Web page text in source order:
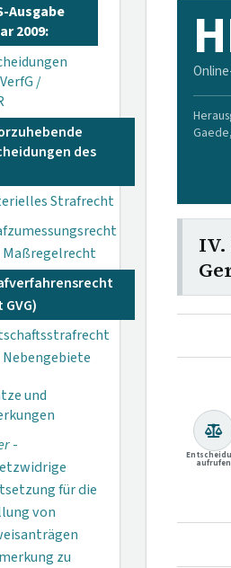
Ausgabe
2009:
/
des
Strafrecht
Maßregelrecht
und
-
für die
von
zu
aufrufen